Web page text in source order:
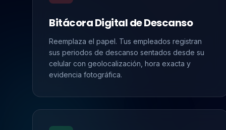
Bitácora Digital de Descanso
Reemplaza el papel. Tus empleados registran
sus periodos de descanso sentados desde su
celular con geolocalización, hora exacta y
evidencia fotográfica.